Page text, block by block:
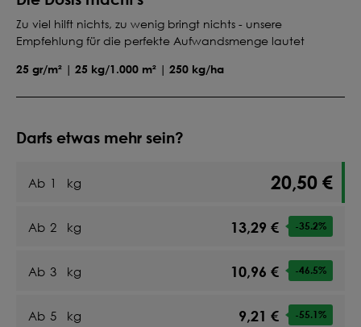
Zu viel hilft nichts, zu wenig bringt nichts - unsere
Empfehlung für die perfekte Aufwandsmenge lautet
25 gr/m² | 25 kg/1.000 m² | 250 kg/ha
Darfs etwas mehr sein?
Ab 1 kg 20,50 €
Ab 2 kg 13,29 € -35.2%
Ab 3 kg 10,96 € -46.5%
Ab 5 kg 9,21 € -55.1%